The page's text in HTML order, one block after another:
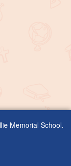
Memorial School.